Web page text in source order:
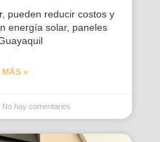
pueden reducir costos y
energía solar, paneles
MÁS »
No hay comentarios